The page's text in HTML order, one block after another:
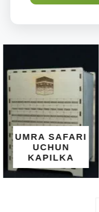
ALLOHNING
99 GO'ZAL
ISMLARI
YOZILGAN
TAQINCHOQ